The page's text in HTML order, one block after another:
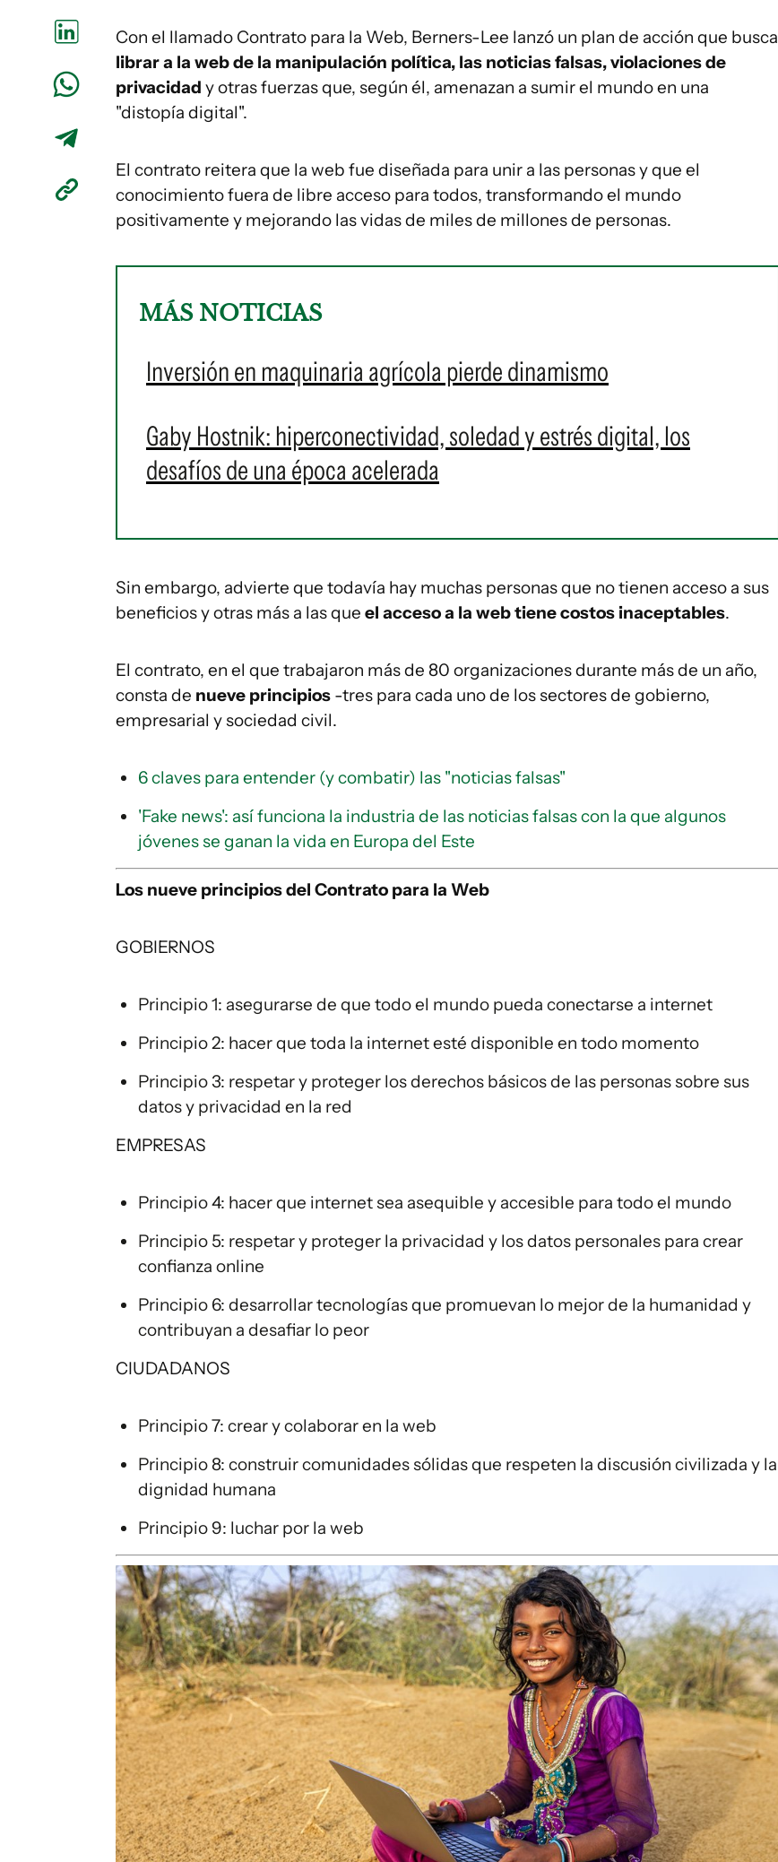
Con el llamado Contrato para la Web, Berners-Lee lanzó un plan de acción que busca
librar a la web de la manipulación política, las noticias falsas, violaciones de
privacidad y otras fuerzas que, según él, amenazan a sumir el mundo en una
"distopía digital".
El contrato reitera que la web fue diseñada para unir a las personas y que el
conocimiento fuera de libre acceso para todos, transformando el mundo
positivamente y mejorando las vidas de miles de millones de personas.
MÁS NOTICIAS
Inversión en maquinaria agrícola pierde dinamismo
Gaby Hostnik: hiperconectividad, soledad y estrés digital, los
desafíos de una época acelerada
Sin embargo, advierte que todavía hay muchas personas que no tienen acceso a sus
beneficios y otras más a las que el acceso a la web tiene costos inaceptables.
El contrato, en el que trabajaron más de 80 organizaciones durante más de un año,
consta de nueve principios -tres para cada uno de los sectores de gobierno,
empresarial y sociedad civil.
6 claves para entender (y combatir) las "noticias falsas"
'Fake news': así funciona la industria de las noticias falsas con la que algunos
jóvenes se ganan la vida en Europa del Este
Los nueve principios del Contrato para la Web
GOBIERNOS
Principio 1: asegurarse de que todo el mundo pueda conectarse a internet
Principio 2: hacer que toda la internet esté disponible en todo momento
Principio 3: respetar y proteger los derechos básicos de las personas sobre sus
datos y privacidad en la red
EMPRESAS
Principio 4: hacer que internet sea asequible y accesible para todo el mundo
Principio 5: respetar y proteger la privacidad y los datos personales para crear
confianza online
Principio 6: desarrollar tecnologías que promuevan lo mejor de la humanidad y
contribuyan a desafiar lo peor
CIUDADANOS
Principio 7: crear y colaborar en la web
Principio 8: construir comunidades sólidas que respeten la discusión civilizada y la
dignidad humana
Principio 9: luchar por la web